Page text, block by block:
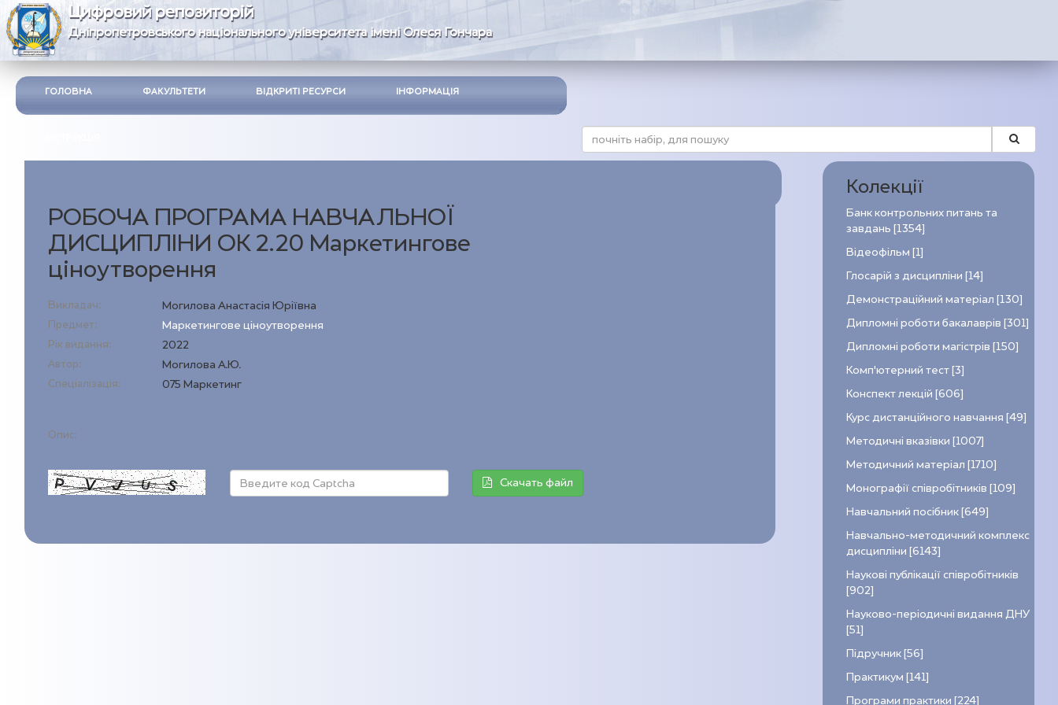
Цифровий репозиторій
Дніпропетровського національного університета імені Олеся Гончара
ГОЛОВНА ФАКУЛЬТЕТИ ВІДКРИТІ РЕСУРСИ ІНФОРМАЦІЯ
РОБОЧА ПРОГРАМА НАВЧАЛЬНОЇ
ДИСЦИПЛІНИ ОК 2.20 Маркетингове
ціноутворення
Викладач: Могилова Анастасія Юріївна
Предмет: Маркетингове ціноутворення
Рік видання: 2022
Автор: Могилова А.Ю.
Спеціалізація: 075 Маркетинг
Опис:
Скачать файл
Колекції
Банк контрольних питань та
завдань [1354]
Відеофільм [1]
Глосарій з дисципліни [14]
Демонстраційний матеріал [130]
Дипломні роботи бакалаврів [301]
Дипломні роботи магістрів [150]
Комп’ютерний тест [3]
Конспект лекцій [606]
Курс дистанційного навчання [49]
Методичні вказівки [1007]
Методичний матеріал [1710]
Монографії співробітників [109]
Навчальний посібник [649]
Навчально-методичний комплекс
дисципліни [6143]
Наукові публікації співробітників
[902]
Науково-періодичні видання ДНУ
[51]
Підручник [56]
Практикум [141]
Програми практики [224]